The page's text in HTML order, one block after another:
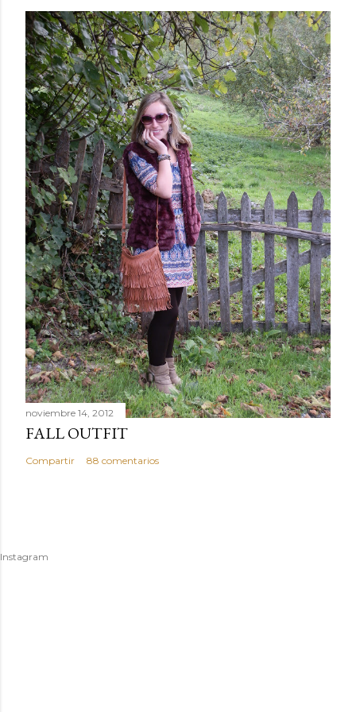
noviembre 14, 2012
FALL OUTFIT
Compartir 88 comentarios
Instagram